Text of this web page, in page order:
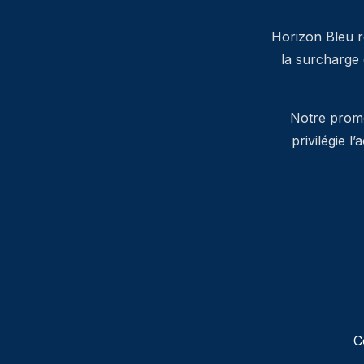
Horizon Bleu
la
Notre
privilégie